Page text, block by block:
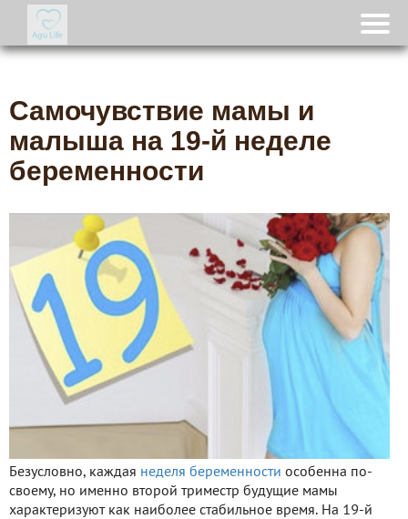
Самочувствие мамы и
малыша на 19-й неделе
беременности
Безусловно, каждая неделя беременности особенна по-
своему, но именно второй триместр будущие мамы
характеризуют как наиболее стабильное время. На 19-й